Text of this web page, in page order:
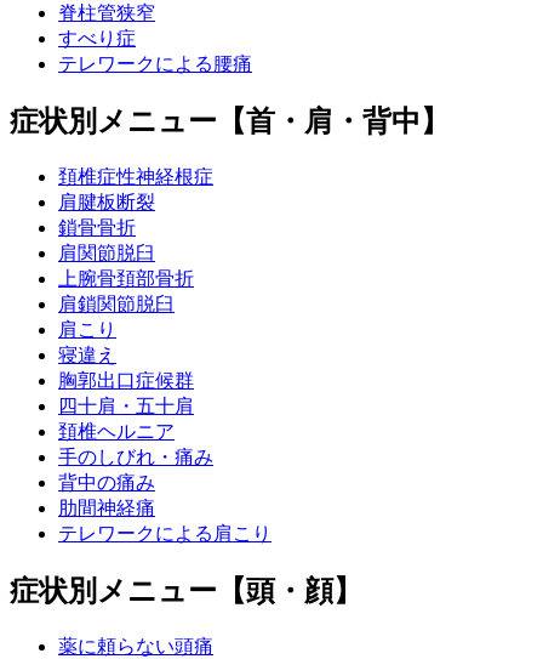
脊柱管狭窄
すべり症
テレワークによる腰痛
症状別メニュー【首・肩・背中】
頚椎症性神経根症
肩腱板断裂
鎖骨骨折
肩関節脱臼
上腕骨頚部骨折
肩鎖関節脱臼
肩こり
寝違え
胸郭出口症候群
四十肩・五十肩
頚椎ヘルニア
手のしびれ・痛み
背中の痛み
肋間神経痛
テレワークによる肩こり
症状別メニュー【頭・顔】
薬に頼らない頭痛